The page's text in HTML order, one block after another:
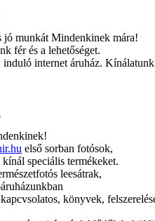
jó munkát Mindenkinek mára!
fér és a lehetőséget.
internet áruház.
első sorban fotósok,
kínál speciális termékeket.
leesátrak,
könyvek,